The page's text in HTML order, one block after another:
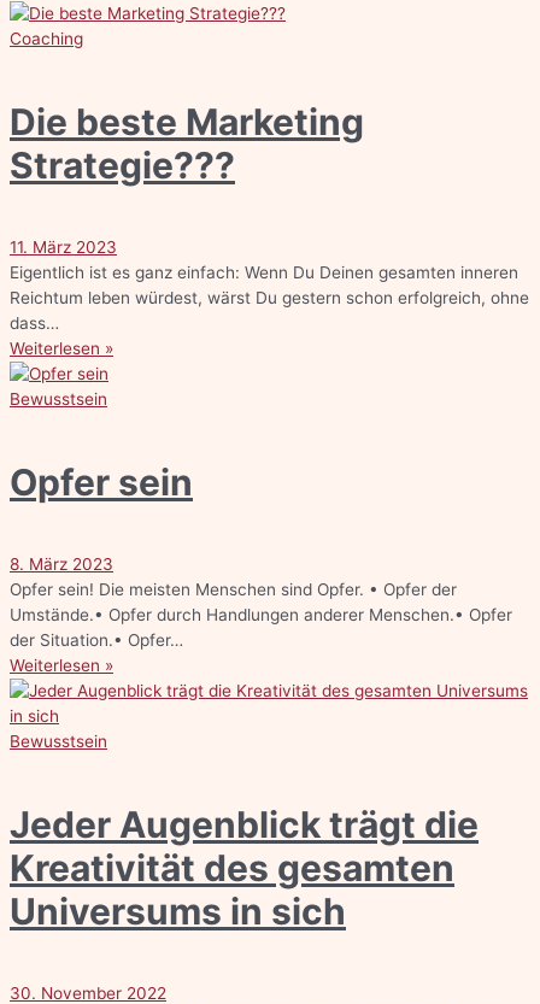
Coaching
Die beste Marketing
Strategie???
11. März 2023
Eigentlich ist es ganz einfach: Wenn Du Deinen gesamten inneren
Reichtum leben würdest, wärst Du gestern schon erfolgreich, ohne
dass…
Weiterlesen »
Bewusstsein
Opfer sein
8. März 2023
Opfer sein! Die meisten Menschen sind Opfer. • Opfer der
Umstände.• Opfer durch Handlungen anderer Menschen.• Opfer
der Situation.• Opfer…
Weiterlesen »
Bewusstsein
Jeder Augenblick trägt die
Kreativität des gesamten
Universums in sich
30. November 2022